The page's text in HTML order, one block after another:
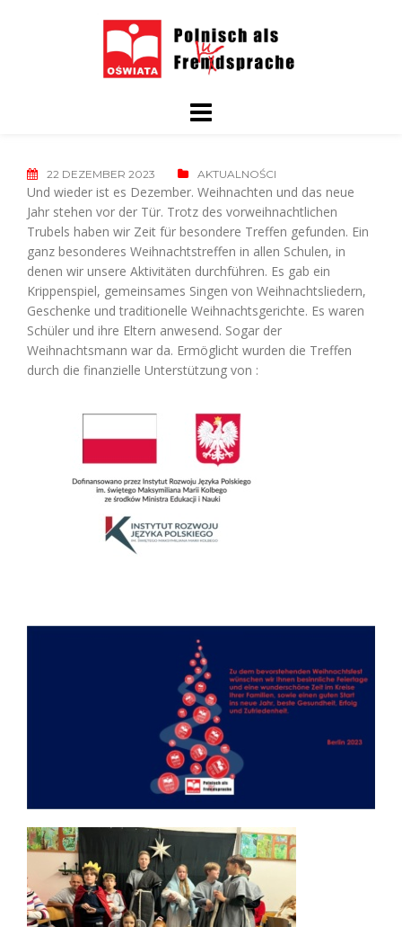
22 DEZEMBER 2023 AKTUALNOŚCI
Und wieder ist es Dezember. Weihnachten und das neue
Jahr stehen vor der Tür. Trotz des vorweihnachtlichen
Trubels haben wir Zeit für besondere Treffen gefunden. Ein
ganz besonderes Weihnachtstreffen in allen Schulen, in
denen wir unsere Aktivitäten durchführen. Es gab ein
Krippenspiel, gemeinsames Singen von Weihnachtsliedern,
Geschenke und traditionelle Weihnachtsgerichte. Es waren
Schüler und ihre Eltern anwesend. Sogar der
Weihnachtsmann war da. Ermöglicht wurden die Treffen
durch die finanzielle Unterstützung von :